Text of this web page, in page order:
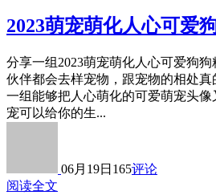
2023萌宠萌化人心可爱
分享一组2023萌宠萌化人心可爱狗
伙伴都会去样宠物，跟宠物的相处真
一组能够把人心萌化的可爱萌宠头
宠可以给你的生...
06月19日 165评论
阅读全文